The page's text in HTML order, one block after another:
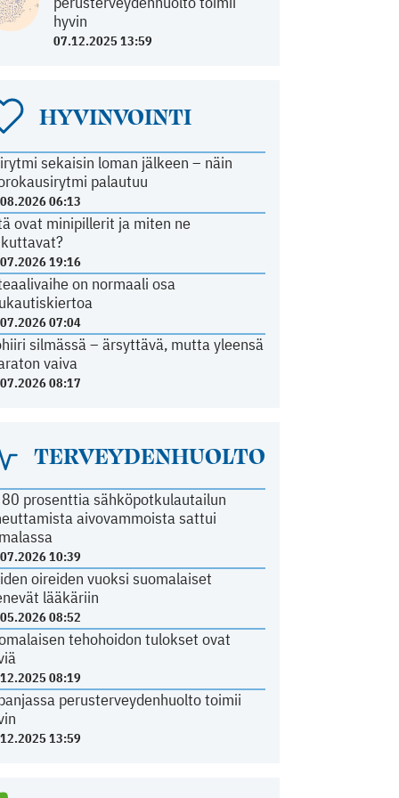
hyvin
07.12.2025 13:59
HYVINVOINTI
sekaisin loman jälkeen – näin
palautuu
06:13
ovat minipillerit ja miten ne
19:16
on normaali osa
07:04
silmässä – ärsyttävä, mutta yleensä
vaiva
08:17
TERVEYDENHUOLTO
prosenttia sähköpotkulautailun
aivovammoista sattui
10:39
oireiden vuoksi suomalaiset
lääkäriin
08:52
tehohoidon tulokset ovat
08:19
perusterveydenhuolto toimii
13:59